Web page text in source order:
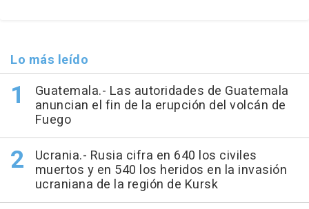
Lo más leído
Guatemala.- Las autoridades de Guatemala
anuncian el fin de la erupción del volcán de
Fuego
Ucrania.- Rusia cifra en 640 los civiles
muertos y en 540 los heridos en la invasión
ucraniana de la región de Kursk